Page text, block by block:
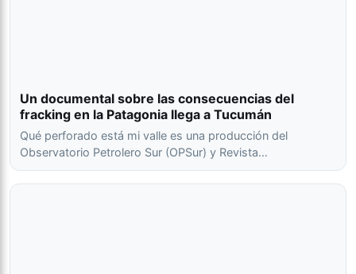
Un documental sobre las consecuencias del
fracking en la Patagonia llega a Tucumán
Qué perforado está mi valle es una producción del
Observatorio Petrolero Sur (OPSur) y Revista…